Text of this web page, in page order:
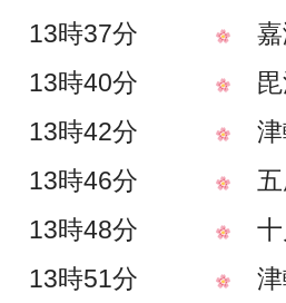
37分
時40分
時42分
時46分
時48分
時51分
津